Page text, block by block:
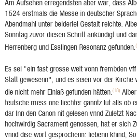
Am Aufsehen erregendsten aber war, dass
1524 erstmals die Messe in deutscher
Abendmahl unter beiderlei Gestalt reichte.
Sonntag zuvor diesen Schritt ankündigt und
Herrenberg und Esslingen Resonanz gefunden.
Es sei "ein fast grosse welt vonn frembden
Statt gewesenn", und es seien vor der Kirche
die nicht mehr Einlaß gefunden hätten.(18)
teutsche mess one liechter ganntz lut alls ob
dar Inn den Canon nit gelesen vnnd Zuletzt
hochwirdig Sacrament genossen, hat er sich
vnnd dise wort gesprochenn: liebenn khind,